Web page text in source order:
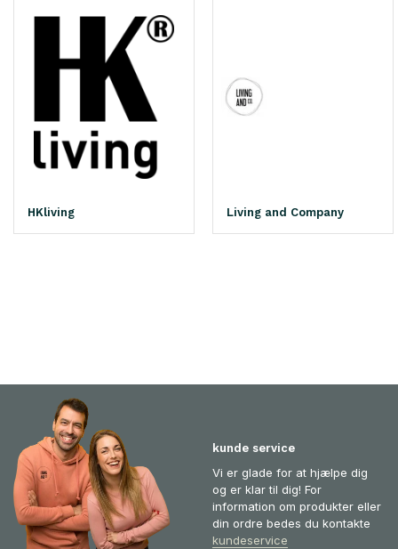
HKliving Living and Company
kunde service
Vi er glade for at hjælpe dig
og er klar til dig! For
information om produkter eller
din ordre bedes du kontakte
kundeservice